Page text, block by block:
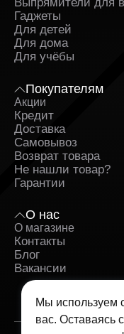
Мы используем
вас. Оставаясь
Гаджеты
Для детей
Для дома
Для учёбы
Покупателям
Акции
Кредит
Доставка
Самовывоз
Возврат товара
Не нашли товар?
Гарантии
О нас
О магазине
Контакты
Блог
Вакансии